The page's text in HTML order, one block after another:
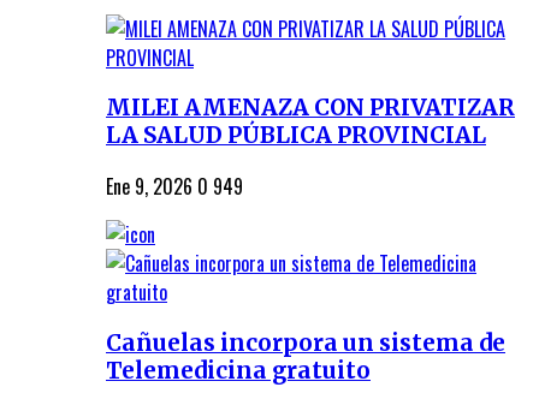
MILEI AMENAZA CON PRIVATIZAR
LA SALUD PÚBLICA PROVINCIAL
Ene 9, 2026 0 949
Cañuelas incorpora un sistema de
Telemedicina gratuito